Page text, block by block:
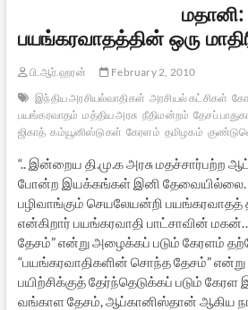
பயங்கரவாதத்தின் ஒரு
பி.ஆர்.ஹரன்
February 2, 2010
இந்திய அரசியல்வாதிகள் அரசியல் கட்சிகள்
பயங்கரவாதம் மத்திய அரசு நீதிமன்றம் தேசப்
ஜிகாத் கம்யூனிஸ்டுகள் கேரளம் தமிழகம்
“.. இன்றைய தி.மு.க அரசு மதச்சார்பற்ற
போன்ற இயக்கங்கள் இனி தேவையில்லை.
பழிவாங்கும் செயலேயன்றி பயங்கரவாதத்
என்கிறார் பயங்கரவாதி பாட்சாவின்
தேசம்” என்று அழைக்கப் படும் கேரளம்
“பயங்கரவாதிகளின் சொந்த தேசம்” என்று
பயிற்சிக்குத் தேர்ந்தெடுக்கப் படும்
வங்காள தேசம், ஆப்கானிஸ்தான் ஆகிய